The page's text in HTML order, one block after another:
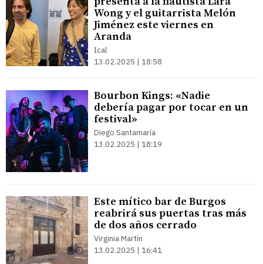
Wong y el guitarrista Melón
Jiménez este viernes en
Aranda
Ical
13.02.2025 | 18:58
Bourbon Kings: «Nadie
debería pagar por tocar en un
festival»
Diego Santamaría
13.02.2025 | 18:19
Este mítico bar de Burgos
reabrirá sus puertas tras más
de dos años cerrado
Virginia Martín
13.02.2025 | 16:41